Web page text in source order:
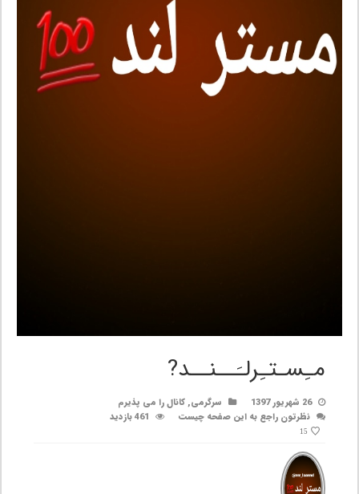
مـِسـتـِرلـَــنــد?
26 شهریور 1397 سرگرمی,کانال را می پذیرم
نظرتون راجع به این صفحه چیست
461 بازدید
15